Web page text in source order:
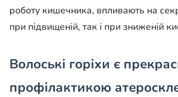
роботу кишечника, впливають на
при підвищеній, так і при зниженій
Волоські горіхи є
профілактикою